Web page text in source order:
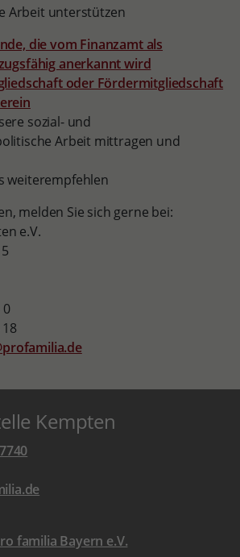
Arbeit unterstützen
die vom Finanzamt als
anerkannt wird
oder Fördermitgliedschaft
sozial- und
Arbeit mittragen und
weiterempfehlen
melden Sie sich gerne bei:
e.V.
0
Kempten
familia Bayern e.V.